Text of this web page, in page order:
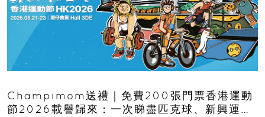
Champimom送禮｜免費200張門票香港運動
節2026載譽歸來：一次睇盡匹克球、新興運